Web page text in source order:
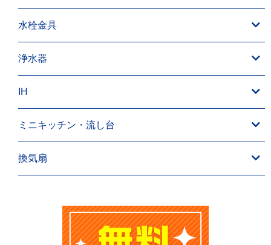
水栓金具
浄水器
IH
ミニキッチン・流し台
換気扇